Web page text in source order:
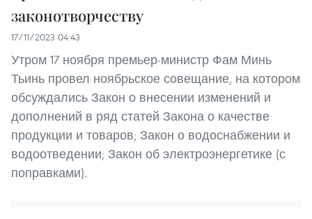
законотворчеству
17/11/2023 04:43
Утром 17 ноября премьер-министр Фам Минь
Тьинь провел ноябрьское совещание, на котором
обсуждались Закон о внесении изменений и
дополнений в ряд статей Закона о качестве
продукции и товаров; Закон о водоснабжении и
водоотведении; Закон об электроэнергетике (с
поправками).